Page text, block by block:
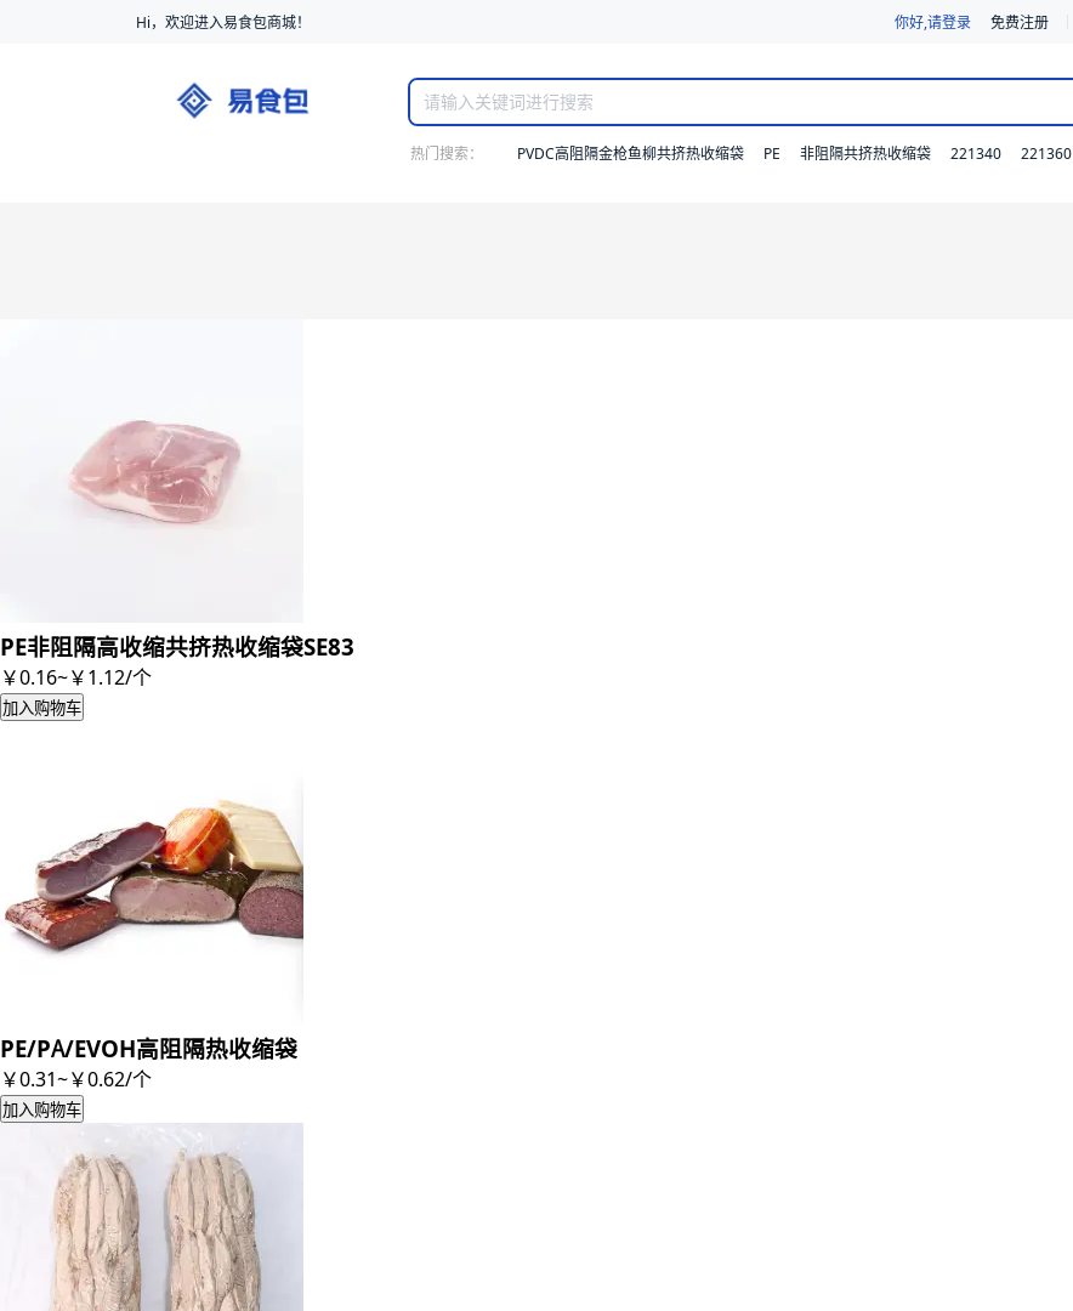
Hi，欢迎进入易食包商城！ 你好,请登录 免费注册
热门搜索： PVDC高阻隔金枪鱼柳共挤热收缩袋 PE 非阻隔共挤热收缩袋 221340 221360
PE非阻隔高收缩共挤热收缩袋SE83
￥0.16~￥1.12/个
加入购物车
PE/PA/EVOH高阻隔热收缩袋
￥0.31~￥0.62/个
加入购物车